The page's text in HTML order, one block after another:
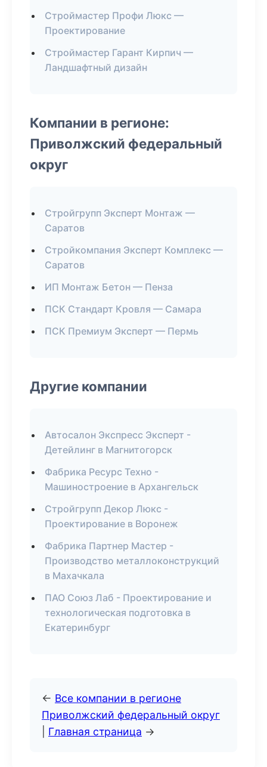
Строймастер Профи Люкс —
Проектирование
Строймастер Гарант Кирпич —
Ландшафтный дизайн
Компании в регионе:
Приволжский федеральный
округ
Стройгрупп Эксперт Монтаж —
Саратов
Стройкомпания Эксперт Комплекс —
Саратов
ИП Монтаж Бетон — Пенза
ПСК Стандарт Кровля — Самара
ПСК Премиум Эксперт — Пермь
Другие компании
Автосалон Экспресс Эксперт -
Детейлинг в Магнитогорск
Фабрика Ресурс Техно -
Машиностроение в Архангельск
Стройгрупп Декор Люкс -
Проектирование в Воронеж
Фабрика Партнер Мастер -
Производство металлоконструкций
в Махачкала
ПАО Союз Лаб - Проектирование и
технологическая подготовка в
Екатеринбург
← Все компании в регионе
Приволжский федеральный округ
Главная страница →